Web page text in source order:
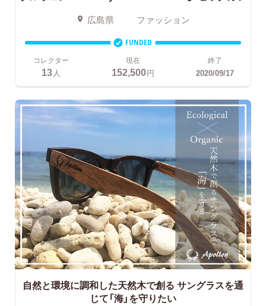
広島県 ファッション
FUNDED
コレクター
13 人
現在
152,500円
終了
2020/09/17
自然と環境に調和した天然木で創る サングラスを通
じて「海」を守りたい